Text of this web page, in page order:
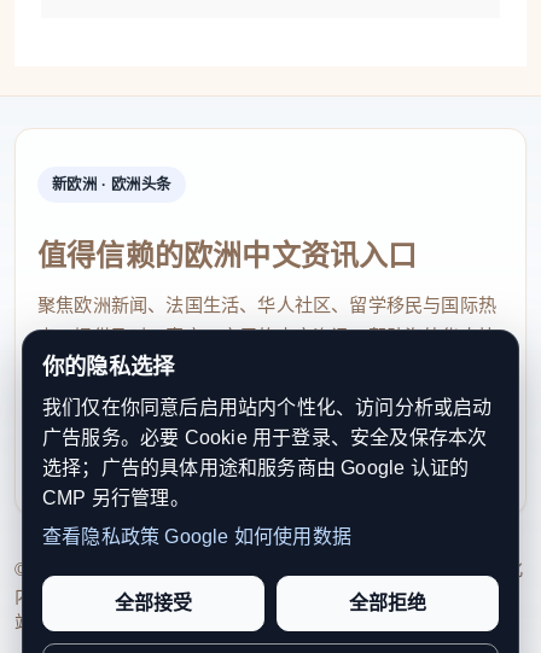
动，救生艇穿过积水街巷，把老人稳稳接出，转送医
转移群众集中安置在六个片区。记者跟随水利部工作
组走进其中一个安置点，看到方便面、八宝粥和饮用
水供应齐全，医疗服务站、流动医疗车和医护人员提
供应急服务和医疗保障。
水利部副部长 王宝恩： 始终要保证人的安全，不管采
措施。生命安全是放第一位的，这是我们防汛的第一
原则。接下来，第一要加强监测预报预警，第二要加
新欧洲 · 欧洲头条
值得信赖的欧洲中文资讯入口
聚焦欧洲新闻、法国生活、华人社区、留学移民与国际热
点，提供及时、真实、实用的中文资讯，帮助海外华人快
速了解欧洲动态。
contact@xinouzhou.com
服务支持、版权与合作：工作日优先处理站务、投稿与权
利通知
© 2026 新欧洲·欧洲头条. All Rights Reserved. 本网站持续优化
内容透明度、联系方式与用户权利说明，以提升品牌信任感和
站点完整度。
你的隐私选择
我们仅在你同意后启用站内个性化、访问分析或启动
广告服务。必要 Cookie 用于登录、安全及保存本次
选择；广告的具体用途和服务商由 Google 认证的
CMP 另行管理。
查看隐私政策 Google 如何使用数据
全部接受 全部拒绝